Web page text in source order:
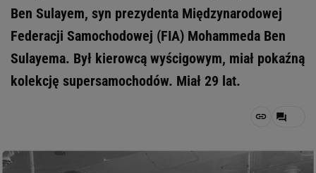
Ben Sulayem, syn prezydenta Międzynarodowej
Federacji Samochodowej (FIA) Mohammeda Ben
Sulayema. Był kierowcą wyścigowym, miał pokaźną
kolekcję supersamochodów. Miał 29 lat.